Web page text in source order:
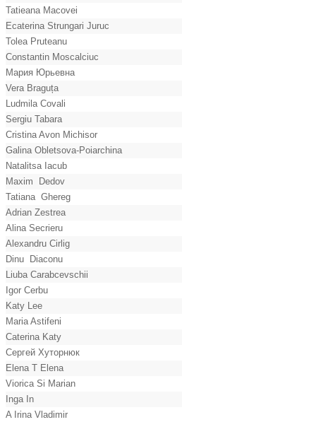
Tatieana Macovei
Ecaterina Strungari Juruc
Tolea Pruteanu
Constantin Moscalciuc
Мария Юрьевна
Vera Braguța
Ludmila Covali
Sergiu Tabara
Cristina Avon Michisor
Galina Obletsova-Poiarchina
Natalitsa Iacub
Maxim Dedov
Tatiana Ghereg
Adrian Zestrea
Alina Secrieru
Alexandru Cirlig
Dinu Diaconu
Liuba Carabcevschii
Igor Cerbu
Katy Lee
Maria Astifeni
Caterina Katy
Сергей Хуторнюк
Elena T Elena
Viorica Si Marian
Inga In
A Irina Vladimir